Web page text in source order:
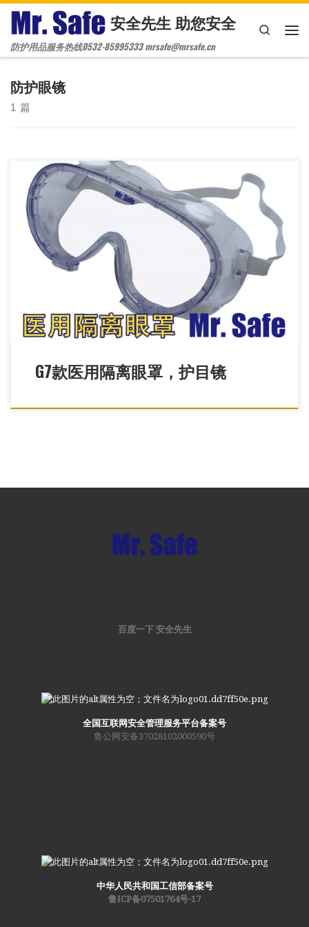
Skip to content 安全先生 助您安全
防护用品服务热线0532-85995333 mrsafe@mrsafe.cn
Search
防护眼镜
1 篇
G7 医用隔离眼罩/防疫护目镜，医用护目镜，防疫眼罩，医用眼镜
高效防护各种化学品、体液、血液、病菌等防疫护目镜
G7款医用隔离眼罩，护目镜
百度一下 安全先生
全国互联网安全管理服务平台备案号
鲁公网安备37028102000590号
中华人民共和国工信部备案号
鲁ICP备07501764号-17